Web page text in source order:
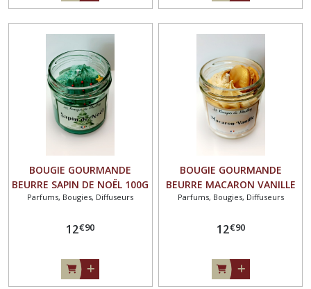
BOUGIE GOURMANDE
BEURRE SAPIN DE NOËL 100G
🌲
Parfums, Bougies, Diffuseurs
12€90
BOUGIE GOURMANDE
BEURRE MACARON VANILLE
100G
Parfums, Bougies, Diffuseurs
12€90